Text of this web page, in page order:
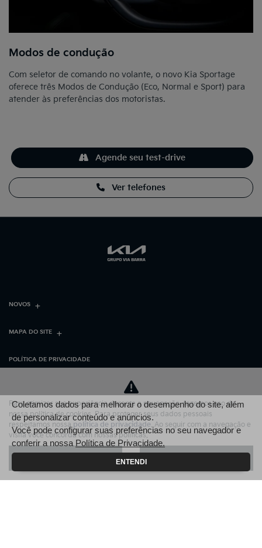
Modos de condução
Com seletor de comando no volante, o novo Kia Sportage
oferece três Modos de Condução (Eco, Normal e Sport) para
atender às preferências dos motoristas.
Ver telefones
Agende seu test-drive
NOVOS
MAPA DO SITE
POLÍTICA DE PRIVACIDADE
VIA VERDE MOTORS LTDA
CNPJ: 37.322.640/0001-28
Para otimizar sua experiência durante a navegação, fazemos uso de
nossa política de cookies. Para proteger seus dados pessoais
respeitamos nossapolítica de privacidade. Ao seguir com a navegação e
visita você concorda com nossas políticas.
Coletamos dados para melhorar o desempenho do site, além
de personalizar conteúdo e anúncios.
Você pode configurar suas preferências no seu navegador e
conferir a nossa Política de Privacidade.
ENTENDI